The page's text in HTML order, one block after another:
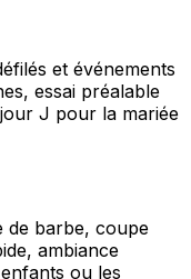
et événements
essai préalable
J pour la mariée
de barbe, coupe
ambiance
ou les